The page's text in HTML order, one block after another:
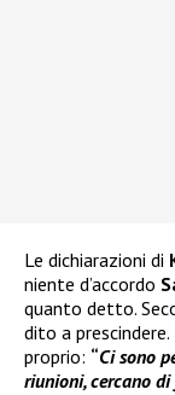
Le dichiarazioni di
niente d’accordo
quanto detto.
dito a
proprio: “Ci sono
riunioni, cercano